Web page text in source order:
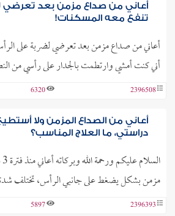
أعاني من صداع مزمن بعد تعرضي
تنفع معه المسكنات!
أعاني من صداع مزمن بعد تعرضي لضربة على
أني كنت أمشي وارتطمت بالجدار على رأسي من
2396508
6320
أعاني من الصداع المزمن ولا
دراستي، ما العلاج المناسب؟
مزمن بشكل يضغط على جانبي الرأس، تختلف
2396393
5897